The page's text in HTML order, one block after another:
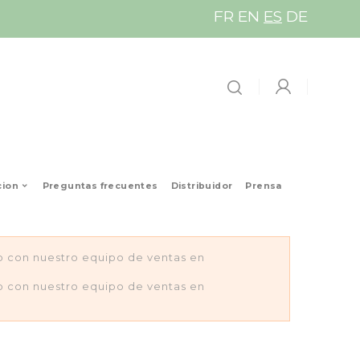
FR EN ES DE
Preguntas frecuentes Distribuidor Prensa
con nuestro equipo de ventas en
con nuestro equipo de ventas en